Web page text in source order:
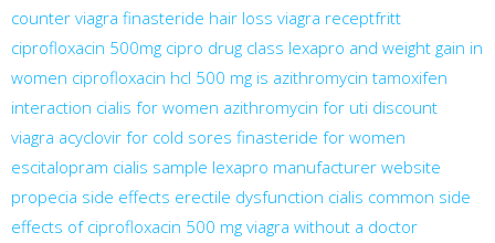
counter viagra finasteride hair loss viagra receptfritt
ciprofloxacin 500mg cipro drug class lexapro and weight gain in
women ciprofloxacin hcl 500 mg is azithromycin tamoxifen
interaction cialis for women azithromycin for uti discount
viagra acyclovir for cold sores finasteride for women
escitalopram cialis sample lexapro manufacturer website
propecia side effects erectile dysfunction cialis common side
effects of ciprofloxacin 500 mg viagra without a doctor